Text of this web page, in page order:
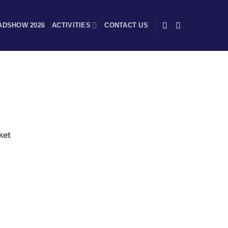
2026 ACTIVITIES CONTACT US